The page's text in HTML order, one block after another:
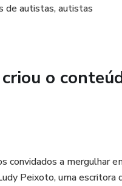
de autistas, autistas
o
convidados a mergulhar
Peixoto, uma